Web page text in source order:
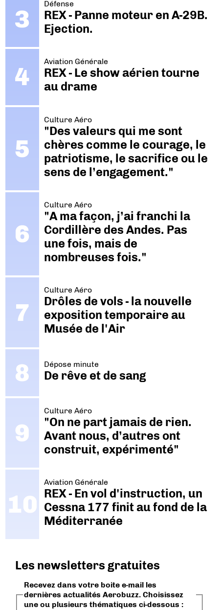
Défense
REX - Panne moteur en A-29B.
Ejection.
Aviation Générale
REX - Le show aérien tourne
au drame
Culture Aéro
"Des valeurs qui me sont
chères comme le courage, le
patriotisme, le sacrifice ou le
sens de l’engagement."
Culture Aéro
"A ma façon, j’ai franchi la
Cordillère des Andes. Pas
une fois, mais de
nombreuses fois."
Culture Aéro
Drôles de vols - la nouvelle
exposition temporaire au
Musée de l'Air
Dépose minute
De rêve et de sang
Culture Aéro
"On ne part jamais de rien.
Avant nous, d’autres ont
construit, expérimenté"
Aviation Générale
REX - En vol d'instruction, un
Cessna 177 finit au fond de la
Méditerranée
Les newsletters gratuites
Recevez dans votre boite e-mail les
dernières actualités Aerobuzz. Choisissez
une ou plusieurs thématiques ci-dessous :